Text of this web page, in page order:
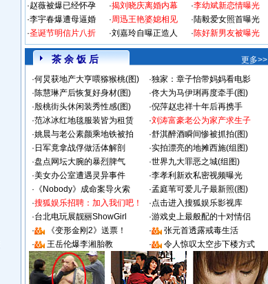
·赵薇被爆已经怀孕
·李宇春爆遭母逼婚
·圣诞节明信片八折
·揭刘晓庆离婚内幕
·周迅王艳婆媳相见
·刘嘉玲自曝正造人
·李幼斌新恋情曝光
·陆毅爱女照首曝光
·陈好新男友被曝光
茶 余 饭 后
更多>>
·何炅获地产大亨喂猕猴桃(图) ·独家：章子怡带妈妈看电影
·陈慧琳产后恢复好身材(图) ·佟大为马伊琍再度牵手(图)
·殷桃街头休闲装秀性感(图) ·倪萍赵忠祥十年后再携手
·范冰冰红地毯服装皆为租赁 ·刘涛富豪老公为家产求生子
·姚晨与老公素颜乘地铁被拍 ·舒淇醉酒瞬间惨被抓拍(图)
· 日军竟拿战俘做活体解剖 ·实拍漂亮的地摊西施(组图)
·盘点网坛大腕的暴烈脾气 ·世界九大罪恶之城(组图)
·美女办公室遭遇灵异事件 ·李孝利新欢私密视频曝光
· 《Nobody》成命案导火索 ·孟庭苇可爱儿子最新照(图)
·搜狐娱乐招聘：加入我们吧！ ·点击进入搜狐娱乐影视库
·台北电玩展靓丽ShowGirl ·游戏史上最般配的十对情侣
·
《变形金刚2》送票！ ·
张元首透露戒毒生活
·
王岳伦爆李湘胎教 · 令人惊叹太空步下楼方式